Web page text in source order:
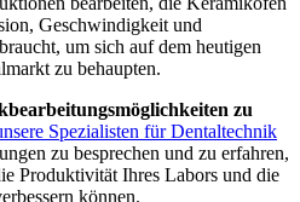
Geschwindigkeit und
um sich auf dem heutigen
zu behaupten.
zu
Spezialisten für Dentaltechnik
zu besprechen und zu erfahren,
Produktivität Ihres Labors und die
können.